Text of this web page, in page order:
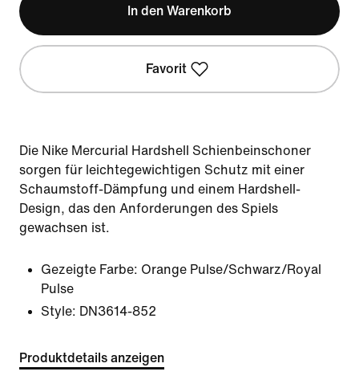
In den Warenkorb
Favorit
Die Nike Mercurial Hardshell Schienbeinschoner
sorgen für leichtegewichtigen Schutz mit einer
Schaumstoff-Dämpfung und einem Hardshell-
Design, das den Anforderungen des Spiels
gewachsen ist.
Gezeigte Farbe: Orange Pulse/Schwarz/Royal
Pulse
Style: DN3614-852
Produktdetails anzeigen